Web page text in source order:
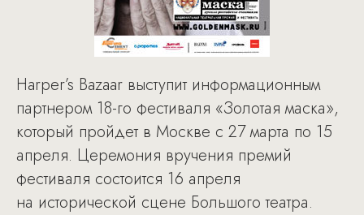
Harper’s Bazaar выступит информационным
партнером 18-го фестиваля «Золотая маска»,
который пройдет в Москве с 27 марта по 15
апреля. Церемония вручения премий
фестиваля состоится 16 апреля
на исторической сцене Большого театра.